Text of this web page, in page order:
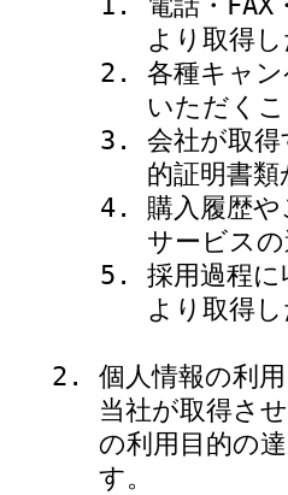
より取得
各種キャ
いただく
会社が取
的証明書
購入履歴
サービス
採用過程
より取得
個人情報の利
当社が取得さ
の利用目的の
す。